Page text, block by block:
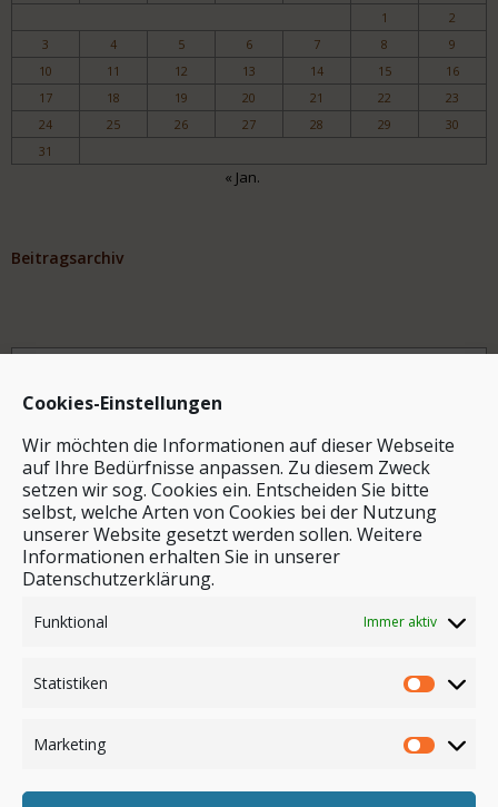
Cookies-Einstellungen
Wir möchten die Informationen auf dieser Webseite
auf Ihre Bedürfnisse anpassen. Zu diesem Zweck
setzen wir sog. Cookies ein. Entscheiden Sie bitte
selbst, welche Arten von Cookies bei der Nutzung
unserer Website gesetzt werden sollen. Weitere
Informationen erhalten Sie in unserer
Datenschutzerklärung.
Funktional Immer aktiv
Statistiken
Marketing
1
2
3
4 5 6 7 8
9
10
11 12 13 14 15
16
17
18 19 20 21 22
23
24
25 26 27 28 29
30
31
« Jan.
Beitragsarchiv
Archiv
Stichwortsuche